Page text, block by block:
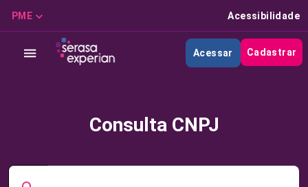
PME Acessibilidade
Acessar Cadastrar
Consulta CNPJ